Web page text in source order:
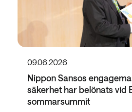
09.06.2026
Nippon Sansos
säkerhet har belönats vid
sommarsummit